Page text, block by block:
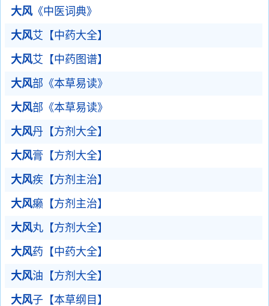
大风《中医词典》
大风艾【中药大全】
大风艾【中药图谱】
大风部《本草易读》
大风部《本草易读》
大风丹【方剂大全】
大风膏【方剂大全】
大风疾【方剂主治】
大风癞【方剂主治】
大风丸【方剂大全】
大风药【中药大全】
大风油【方剂大全】
大风子【本草纲目】